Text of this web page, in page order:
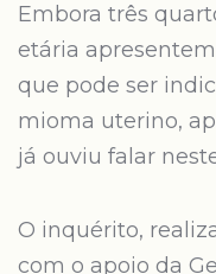
Embora três
etária
que pode ser
mioma uterino,
já ouviu falar
O inquérito,
com o apoio da